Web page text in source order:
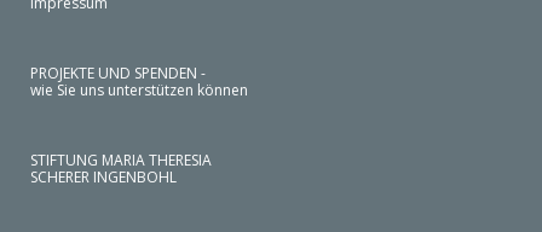
PROJEKTE UND SPENDEN -
wie Sie uns unterstützen können
STIFTUNG MARIA THERESIA
SCHERER INGENBOHL